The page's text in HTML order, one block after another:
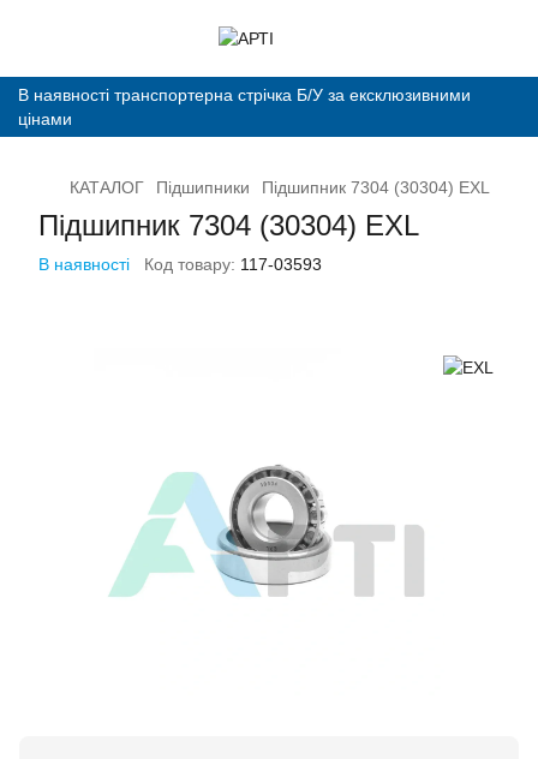
В наявності транспортерна стрічка Б/У за ексклюзивними
цінами
КАТАЛОГ Підшипники Підшипник 7304 (30304) EXL
Підшипник 7304 (30304) EXL
В наявності Код товару: 117-03593